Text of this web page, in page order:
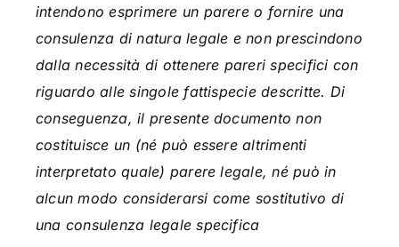
intendono esprimere un parere o fornire una
consulenza di natura legale e non prescindono
dalla necessità di ottenere pareri specifici con
riguardo alle singole fattispecie descritte. Di
conseguenza, il presente documento non
costituisce un (né può essere altrimenti
interpretato quale) parere legale, né può in
alcun modo considerarsi come sostitutivo di
una consulenza legale specifica